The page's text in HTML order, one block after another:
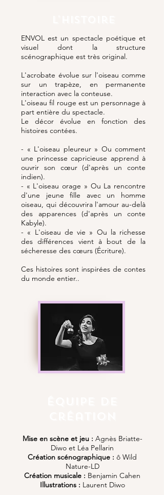
ENVOL est un spectacle poétique et
visuel dont la structure
scénographique est très original.
L'acrobate évolue sur l'oiseau comme
sur un trapèze, en permanente
interaction avec la conteuse.
L'oiseau fil rouge est un personnage à
part entière du spectacle.
Le décor évolue en fonction des
histoires contées.
- « L'oiseau pleureur » Ou comment
une princesse capricieuse apprend à
ouvrir son cœur (d'après un conte
indien).
- « L'oiseau orage » Ou La rencontre
d'une jeune fille avec un homme
oiseau, qui découvrira l'amour au-delà
des apparences (d'après un conte
Kabyle).
- « L'oiseau de vie » Ou la richesse
des différences vient à bout de la
sécheresse des cœurs (Écriture).
Ces histoires sont inspirées de contes
du monde entier..
Mise en scène et jeu : Agnès Briatte-
Diwo et Léa Pellarin
Création scénographique : ô Wild
Nature-LD
Création musicale : Benjamin Cahen
Illustrations : Laurent Diwo